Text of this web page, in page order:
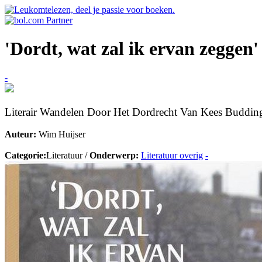
'Dordt, wat zal ik ervan zeggen'
-
Literair Wandelen Door Het Dordrecht Van Kees
Auteur: Wim Huijser
Categorie:Literatuur /Onderwerp: Literatuur overig -